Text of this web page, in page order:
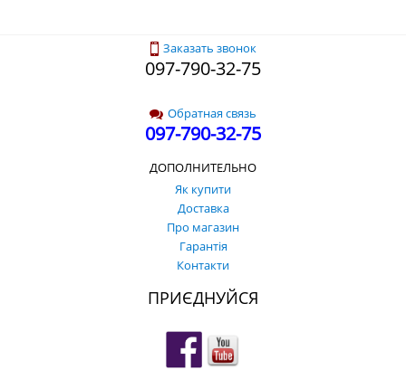
Заказать звонок
097-790-32-75
Обратная связь
097-790-32-75
ДОПОЛНИТЕЛЬНО
Як купити
Доставка
Про магазин
Гарантія
Контакти
ПРИЄДНУЙСЯ